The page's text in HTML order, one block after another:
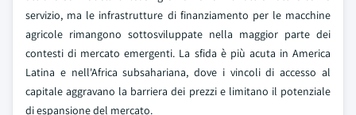
servizio, ma le infrastrutture di finanziamento per le macchine
agricole rimangono sottosviluppate nella maggior parte dei
contesti di mercato emergenti. La sfida è più acuta in America
Latina e nell'Africa subsahariana, dove i vincoli di accesso al
capitale aggravano la barriera dei prezzi e limitano il potenziale
di espansione del mercato.